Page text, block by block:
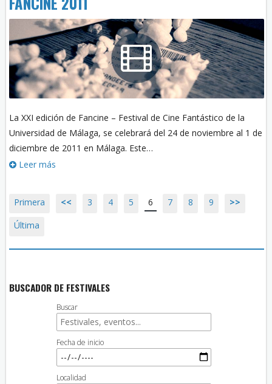
La XXI edición de Fancine – Festival de Cine Fantástico de la
Universidad de Málaga, se celebrará del 24 de noviembre al 1 de
diciembre de 2011 en Málaga. Este…
Leer más
Primera << 3 4 5 6 7 8 9
>>
Última
BUSCADOR DE FESTIVALES
Buscar
Fecha de inicio
Localidad